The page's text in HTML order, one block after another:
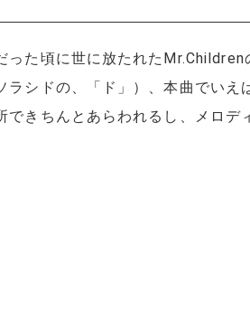
た頃に世に放たれた
ラシドの、「ド」）、本曲でいえ
きちんとあらわれるし、メロ